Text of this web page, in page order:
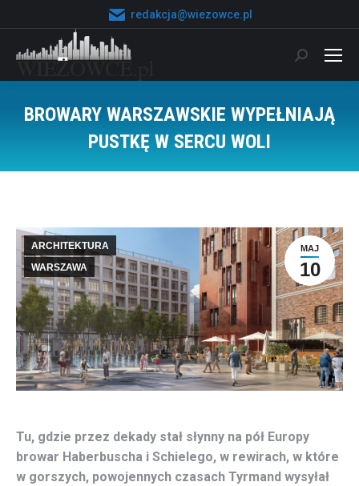
redakcja@wiezowce.pl
Szukaj:
BROWARY WARSZAWSKIE WYPEŁNIAJĄ
PUSTKĘ W SERCU WOLI
MAJ
10
ARCHITEKTURA
WARSZAWA
Tu, gdzie przez dekady stał słynny na pół Europy
browar Haberbuscha i Schielego, w rewirach, w które
w gorszych, powojennych czasach Tyrmand wysyłał